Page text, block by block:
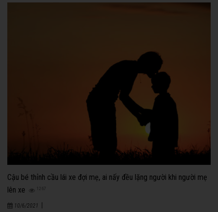
Cậu bé thỉnh cầu lái xe đợi mẹ, ai nấy đều lặng người khi người mẹ
lên xe
1267
10/6/2021